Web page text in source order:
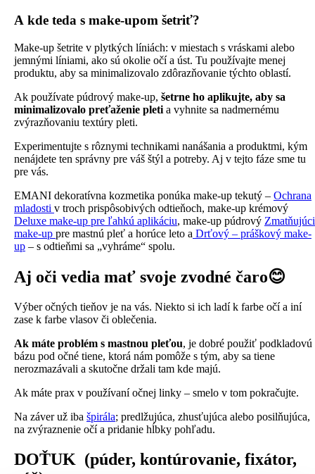
A kde teda s make-upom šetriť?
Make-up šetrite v plytkých líniách: v miestach s vráskami alebo
jemnými líniami, ako sú okolie očí a úst. Tu používajte menej
produktu, aby sa minimalizovalo zdôrazňovanie týchto oblastí.
Ak používate púdrový make-up, šetrne ho aplikujte, aby sa
minimalizovalo preťaženie pleti a vyhnite sa nadmernému
zvýrazňovaniu textúry pleti.
Experimentujte s rôznymi technikami nanášania a produktmi, kým
nenájdete ten správny pre váš štýl a potreby. Aj v tejto fáze sme tu
pre vás.
EMANI dekoratívna kozmetika ponúka make-up tekutý – Ochrana
mladosti v troch prispôsobivých odtieňoch, make-up krémový
Deluxe make-up pre ľahkú aplikáciu, make-up púdrový Zmatňujúci
make-up pre mastnú pleť a horúce leto a Drťový – práškový make-
up – s odtieňmi sa „vyhráme“ spolu.
Aj oči vedia mať svoje zvodné čaro😊
Výber očných tieňov je na vás. Niekto si ich ladí k farbe očí a iní
zase k farbe vlasov či oblečenia.
Ak máte problém s mastnou pleťou, je dobré použiť podkladovú
bázu pod očné tiene, ktorá nám pomôže s tým, aby sa tiene
nerozmazávali a skutočne držali tam kde majú.
Ak máte prax v používaní očnej linky – smelo v tom pokračujte.
Na záver už iba špirála; predlžujúca, zhusťujúca alebo posilňujúca,
na zvýraznenie očí a pridanie hĺbky pohľadu.
DOŤUK (púder, kontúrovanie, fixátor,